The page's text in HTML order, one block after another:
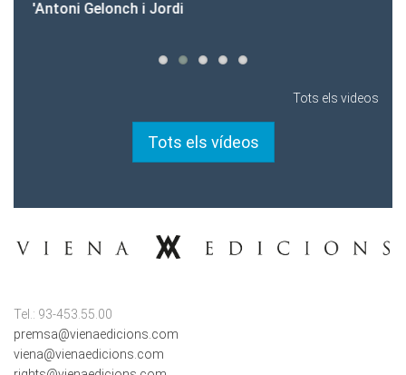
Tots els vídeos
premsa@vienaedicions.com
viena@vienaedicions.com
rights@vienaedicions.com